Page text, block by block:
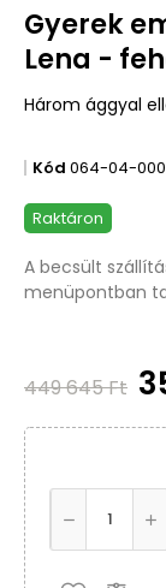
Gyerek
Lena -
Három ággyal
Kód 064-04-
Raktáron
A becsült
menüpontban
449 645 Ft